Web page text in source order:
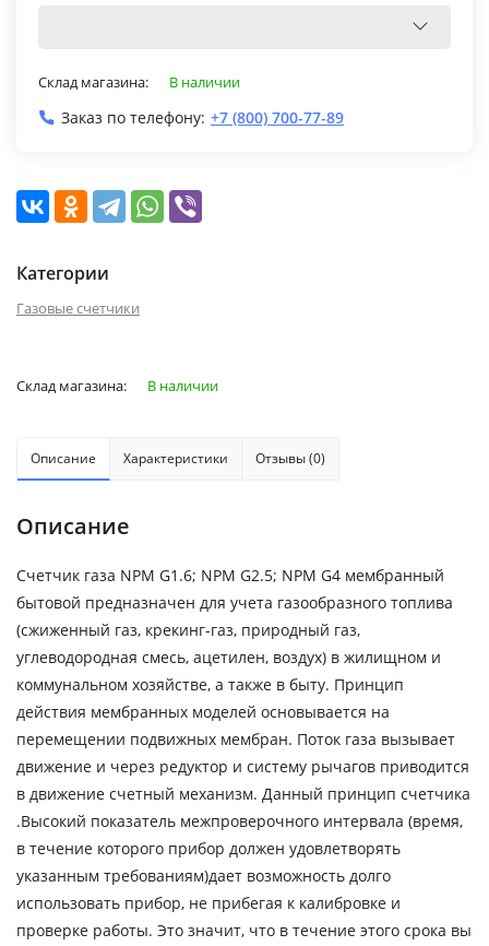
Склад магазина: В наличии
Заказ по телефону: +7 (800) 700-77-89
Категории
Газовые счетчики
Склад магазина: В наличии
Описание Характеристики Отзывы (0)
Описание
Счетчик газа NPM G1.6; NPM G2.5; NPM G4 мембранный
бытовой предназначен для учета газообразного топлива
(сжиженный газ, крекинг-газ, природный газ,
углеводородная смесь, ацетилен, воздух) в жилищном и
коммунальном хозяйстве, а также в быту. Принцип
действия мембранных моделей основывается на
перемещении подвижных мембран. Поток газа вызывает
движение и через редуктор и систему рычагов приводится
в движение счетный механизм. Данный принцип счетчика
.Высокий показатель межпроверочного интервала (время,
в течение которого прибор должен удовлетворять
указанным требованиям)дает возможность долго
использовать прибор, не прибегая к калибровке и
проверке работы. Это значит, что в течение этого срока вы